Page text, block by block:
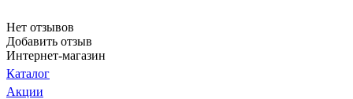
Нет отзывов
Добавить отзыв
Интернет-магазин
Каталог
Акции